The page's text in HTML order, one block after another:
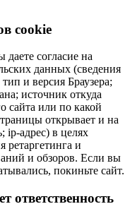
cookie
согласие на
данных (сведения
и версия Браузера;
источник откуда
сайта или по какой
открывает и на
ip-адрес) в целях
ретаргетинга и
и обзоров. Если вы
покиньте сайт.
ответственность